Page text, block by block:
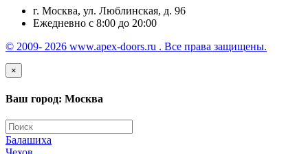
г. Москва, ул. Люблинская, д. 96
Ежедневно с 8:00 до 20:00
© 2009- 2026 www.apex-doors.ru . Все права защищены.
×
Ваш город: Москва
Балашиха